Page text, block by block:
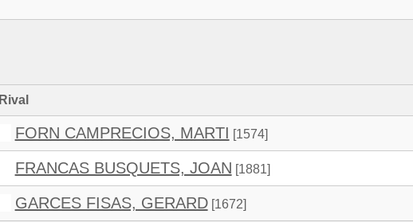
Rival
FORN CAMPRECIOS, MARTI [1574]
FRANCAS BUSQUETS, JOAN [1881]
GARCES FISAS, GERARD[1672]